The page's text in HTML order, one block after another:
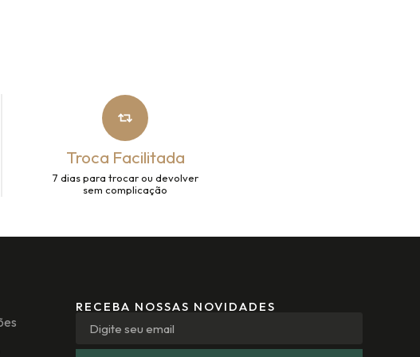
Troca Facilitada
7 dias para trocar ou devolver
sem complicação
RECEBA NOSSAS NOVIDADES